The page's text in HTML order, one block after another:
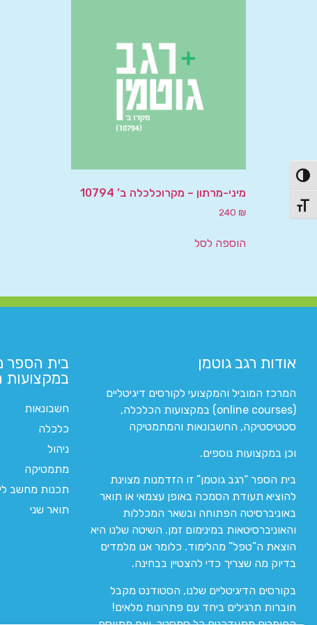
הפעל/כבה ניגודיות גבוהה
מתג גודל גופן
מיני-מרתון – מקרוכלכלה ב’ 10794
240 ₪
הוספה לסל
אודות רגב גוטמן
המרכז המוביל והמקצועי לקורסים דיגיטליים
(online courses) במקצועות הכלכלה,
סטטיסטיקה, החשבונאות והמתמטיקה
וכן במקצועות נוספים.
בית הספר “רגב גוטמן” זו הזדמנות מצוינת
להוציא תעודת הסמכה באופן עצמאי או תואר
באוניברסיטה הפתוחה ובשאר המכללות
והאוניברסיטאות במינימום זמן. השיטה שלנו היא
הוצאת ה”טפל” מהלימוד. כלומר אנו מלמדים
בדיוק מה שצריך כדי להצטיין בבחינה.
בקורסים הדיגיטליים שלנו, הסטודנט מקבל
חוברות תרגילים ביחד עם פתרונות מלאים!
בית הספר
במקצועות
חשבונאות
כלכלה
ניהול
מתמטיקה
תכנות מחשב
תואר שני